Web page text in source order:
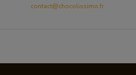
contact@chocolissimo.fr